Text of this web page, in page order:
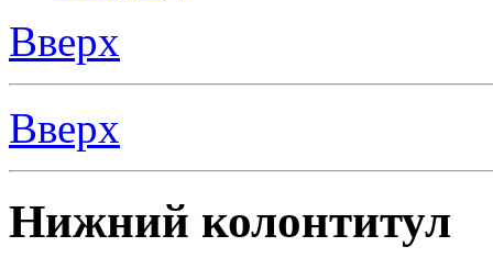
Вверх
Вверх
Нижний колонтитул